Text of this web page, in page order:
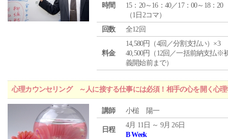
時間
15：20～16：40／17：00～18：20
（1日2コマ）
回数
全12回
料金
14,580円（4回／分割支払い）×3
40,500円（12回／一括前納支払※
義開始前まで）
心理カウンセリング ～人に接する仕事には必須！相手の心を開く心理
講師 小槌 陽一
日程
4月 11日 ～ 9月 26日
B Week